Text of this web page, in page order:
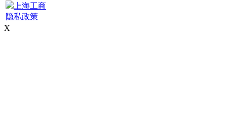
上海工商
隐私政策
X